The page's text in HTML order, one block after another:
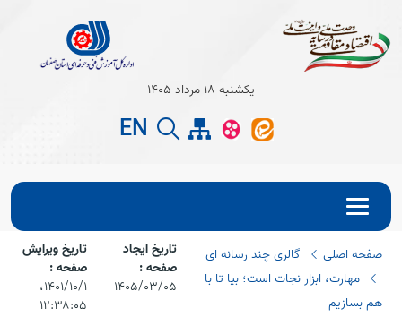
Open
یکشنبه 18 مرداد 1405
EN
صفحه اصلی
گالری چند رسانه ای
مهارت، ابزار نجات است؛ بیا تا با
هم بسازیم
تاریخ ایجاد
صفحه :
1405/03/05
تاریخ ویرایش
صفحه :
۱۴۰۱/۱۰/۱،‏
۱۲:۳۸:۰۵